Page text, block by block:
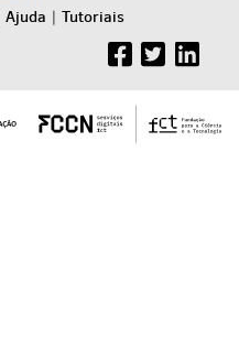
Ajuda | Tutoriais